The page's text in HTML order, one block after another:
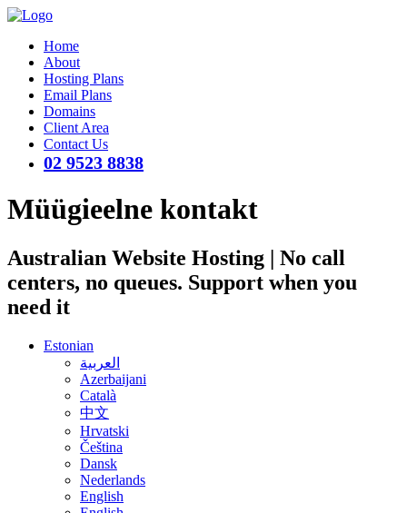
Home
About
Hosting Plans
Email Plans
Domains
Client Area
Contact Us
02 9523 8838
Müügieelne kontakt
Australian Website Hosting | No call
centers, no queues. Support when you
need it
Estonian
العربية
Azerbaijani
Català
中文
Hrvatski
Čeština
Dansk
Nederlands
English